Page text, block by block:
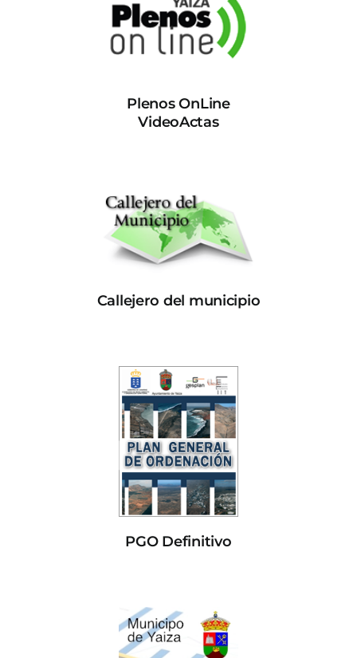
Plenos OnLine
VideoActas
Callejero del municipio
PGO Definitivo